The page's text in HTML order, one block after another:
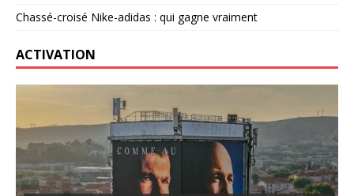
Chassé-croisé Nike-adidas : qui gagne vraiment
ACTIVATION